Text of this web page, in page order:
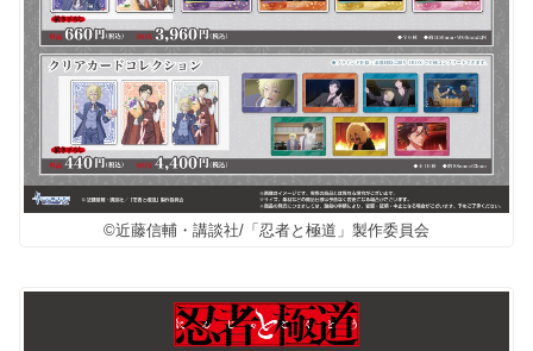
©近藤信輔・講談社/「忍者と極道」製作委員会